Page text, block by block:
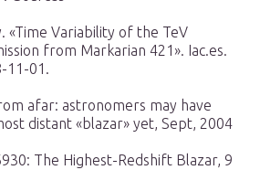
«Time Variability of the TeV
from Markarian 421». Iac.es.
11-01.
afar: astronomers may have
distant «blazar» yet, Sept, 2004
The Highest-Redshift Blazar, 9